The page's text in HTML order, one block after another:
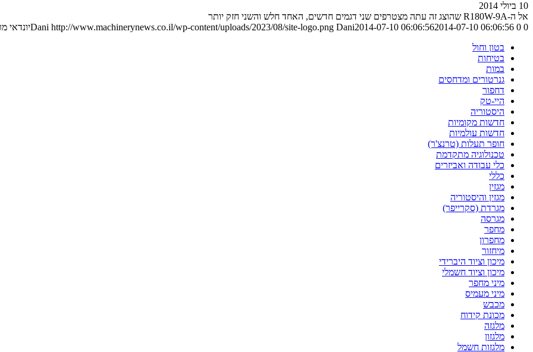
10 ביולי 2014
אל ה-R180W-9A שהוצג זה עתה מצטרפים שני דגמים חדשים, האחד חלש והשני חזק יותר
0
0
Dani http://www.machinerynews.co.il/wp-content/uploads/2023/08/site-logo.png Dani2014-07-10 06:06:562014-07-10 06:06:56
יונדאי
בטון וחול
בטיחות
במות
גנרטורים ומדחסים
דחפור
היי-טק
היסטוריה
חדשות מקומיות
חדשות עולמיות
חופר תעלות (טרנצ'ר)
טכנולוגיה מתקדמת
כלי עבודה ואביזרים
כללי
מגזין
מגזין והיסטוריה
מגרדת (סקרייפר)
מגרסה
מחפר
מחפרון
מיחזור
מיכון וציוד היברידי
מיכון וציוד חשמלי
מיני מחפר
מיני מעמיס
מכבש
מכונת קידוח
מלגזה
מלגזון
מלגזות חשמל